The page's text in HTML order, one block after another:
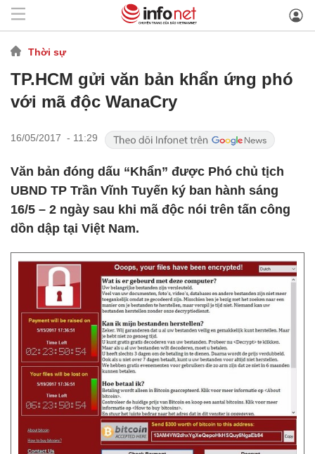
Thời sự
TP.HCM gửi văn bản khẩn ứng phó
với mã độc WanaCry
16/05/2017 - 11:29
Văn bản đóng dấu “Khẩn” được Phó chủ tịch
UBND TP Trần Vĩnh Tuyến ký ban hành sáng
16/5 – 2 ngày sau khi mã độc nói trên tấn công
dồn dập tại Việt Nam.